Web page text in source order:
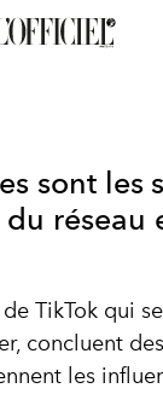
sont les
réseau
TikTok qui
concluent
les